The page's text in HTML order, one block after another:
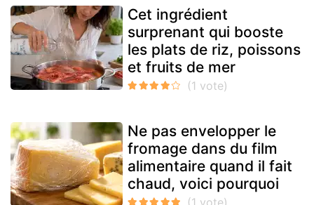
Cet ingrédient
surprenant qui booste
les plats de riz, poissons
et fruits de mer
Ne pas envelopper le
fromage dans du film
alimentaire quand il fait
chaud, voici pourquoi